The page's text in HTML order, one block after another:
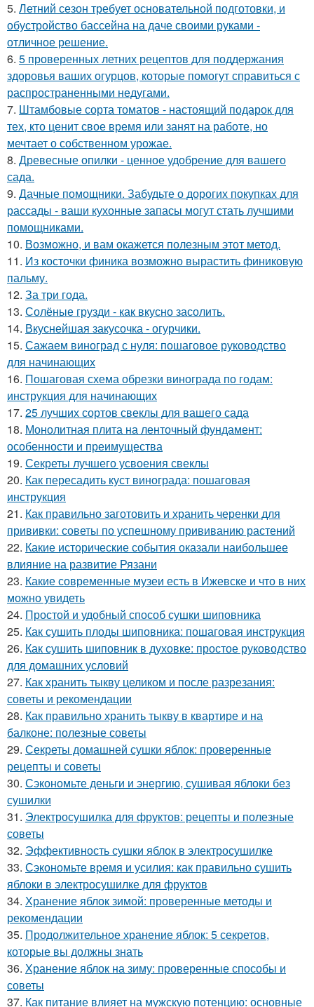
5. Летний сезон требует основательной подготовки, и
обустройство бассейна на даче своими руками -
отличное решение.
6. 5 проверенных летних рецептов для поддержания
здоровья ваших огурцов, которые помогут справиться с
распространенными недугами.
7. Штамбовые сорта томатов - настоящий подарок для
тех, кто ценит свое время или занят на работе, но
мечтает о собственном урожае.
8. Древесные опилки - ценное удобрение для вашего
сада.
9. Дачные помощники. Забудьте о дорогих покупках для
рассады - ваши кухонные запасы могут стать лучшими
помощниками.
10. Возможно, и вам окажется полезным этот метод.
11. Из косточки финика возможно вырастить финиковую
пальму.
12. За три года.
13. Солёные грузди - как вкусно засолить.
14. Вкуснейшая закусочка - огурчики.
15. Сажаем виноград с нуля: пошаговое руководство
для начинающих
16. Пошаговая схема обрезки винограда по годам:
инструкция для начинающих
17. 25 лучших сортов свеклы для вашего сада
18. Монолитная плита на ленточный фундамент:
особенности и преимущества
19. Секреты лучшего усвоения свеклы
20. Как пересадить куст винограда: пошаговая
инструкция
21. Как правильно заготовить и хранить черенки для
прививки: советы по успешному прививанию растений
22. Какие исторические события оказали наибольшее
влияние на развитие Рязани
23. Какие современные музеи есть в Ижевске и что в них
можно увидеть
24. Простой и удобный способ сушки шиповника
25. Как сушить плоды шиповника: пошаговая инструкция
26. Как сушить шиповник в духовке: простое руководство
для домашних условий
27. Как хранить тыкву целиком и после разрезания:
советы и рекомендации
28. Как правильно хранить тыкву в квартире и на
балконе: полезные советы
29. Секреты домашней сушки яблок: проверенные
рецепты и советы
30. Сэкономьте деньги и энергию, сушивая яблоки без
сушилки
31. Электросушилка для фруктов: рецепты и полезные
советы
32. Эффективность сушки яблок в электросушилке
33. Сэкономьте время и усилия: как правильно сушить
яблоки в электросушилке для фруктов
34. Хранение яблок зимой: проверенные методы и
рекомендации
35. Продолжительное хранение яблок: 5 секретов,
которые вы должны знать
36. Хранение яблок на зиму: проверенные способы и
советы
37. Как питание влияет на мужскую потенцию: основные